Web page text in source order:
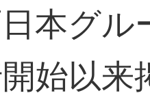
本グル
始以